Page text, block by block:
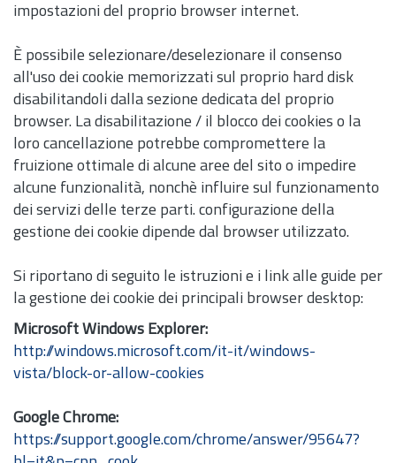
impostazioni del proprio browser internet.
È possibile selezionare/deselezionare il consenso
all'uso dei cookie memorizzati sul proprio hard disk
disabilitandoli dalla sezione dedicata del proprio
browser. La disabilitazione / il blocco dei cookies o la
loro cancellazione potrebbe compromettere la
fruizione ottimale di alcune aree del sito o impedire
alcune funzionalità, nonchè influire sul funzionamento
dei servizi delle terze parti. configurazione della
gestione dei cookie dipende dal browser utilizzato.
Si riportano di seguito le istruzioni e i link alle guide per
la gestione dei cookie dei principali browser desktop:
Microsoft Windows Explorer:
http://windows.microsoft.com/it-it/windows-
vista/block-or-allow-cookies
Google Chrome:
https://support.google.com/chrome/answer/95647?